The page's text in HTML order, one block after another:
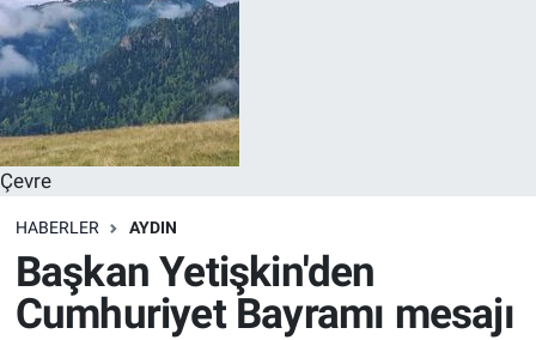
Çevre
HABERLER AYDIN
Başkan Yetişkin'den
Cumhuriyet Bayramı mesajı